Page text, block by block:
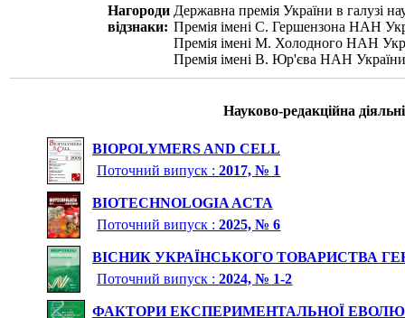
Нагороди
відзнаки:
Державна премія України в галузі
Премія імені С. Гершензона НАН
Премія імені М. Холодного НАН
Премія імені В. Юр'єва НАН
Науково-редакційна
BIOPOLYMERS AND CELL
Поточний випуск :2017, № 1
BIOTECHNOLOGIA ACTA
Поточний випуск :2025, № 6
ВІСНИК УКРАЇНСЬКОГО ТОВАРИСТВА
Поточний випуск :2024, № 1-2
ФАКТОРИ ЕКСПЕРИМЕНТАЛЬНОЇ